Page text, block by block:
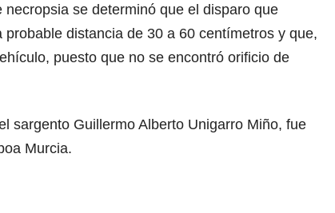
se determinó que el disparo que
distancia de 30 a 60 centímetros y que,
puesto que no se encontró orificio de
sargento Guillermo Alberto Unigarro Miño, fue
Murcia.